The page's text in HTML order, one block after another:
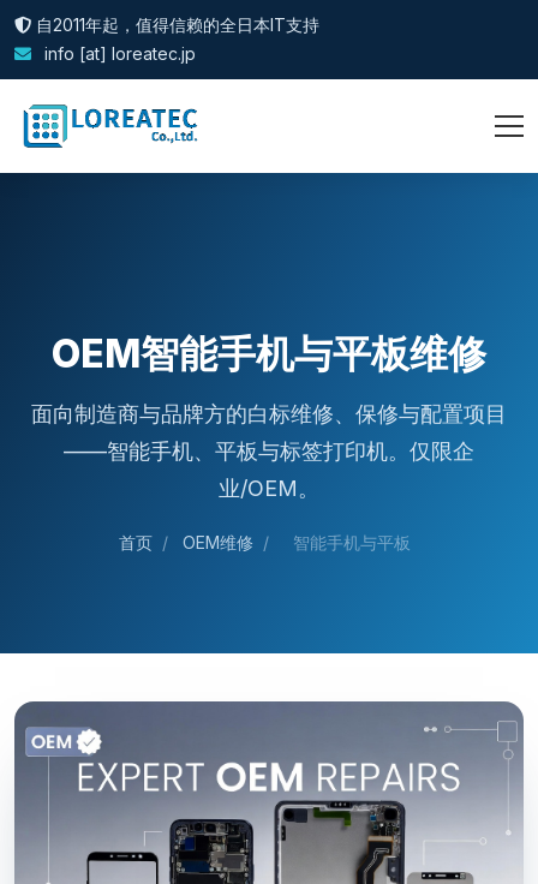
自2011年起，值得信赖的全日本IT支持
info [at] loreatec.jp
OEM智能手机与平板维修
面向制造商与品牌方的白标维修、保修与配置项目
——智能手机、平板与标签打印机。仅限企
业/OEM。
首页 / OEM维修 / 智能手机与平板